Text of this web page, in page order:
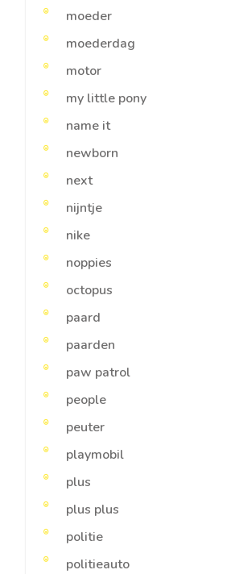
moeder
moederdag
motor
my little pony
name it
newborn
next
nijntje
nike
noppies
octopus
paard
paarden
paw patrol
people
peuter
playmobil
plus
plus plus
politie
politieauto